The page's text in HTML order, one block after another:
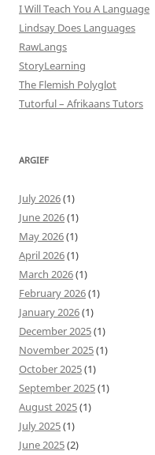
I Will Teach You A Language
Lindsay Does Languages
RawLangs
StoryLearning
The Flemish Polyglot
Tutorful – Afrikaans Tutors
ARGIEF
July 2026(1)
June 2026(1)
May 2026(1)
April 2026(1)
March 2026(1)
February 2026(1)
January 2026(1)
December 2025(1)
November 2025(1)
October 2025(1)
September 2025(1)
August 2025(1)
July 2025(1)
June 2025(2)